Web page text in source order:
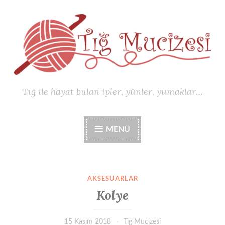
Tığ ile hayat bulan ipler, yünler, yumaklar…
MENÜ
AKSESUARLAR
Kolye
15 Kasım 2018 Tığ Mucizesi